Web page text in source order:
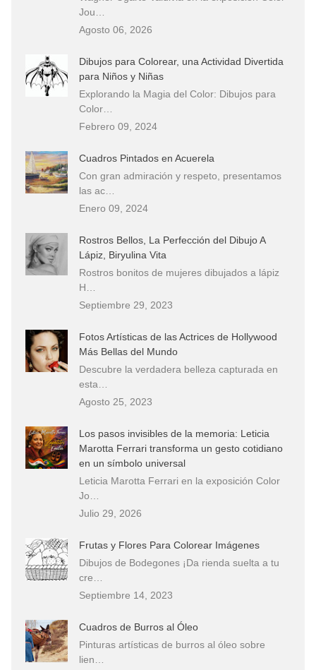
Jou…
Agosto 06, 2026
Dibujos para Colorear, una Actividad Divertida
para Niños y Niñas
Explorando la Magia del Color: Dibujos para
Color…
Febrero 09, 2024
Cuadros Pintados en Acuerela
Con gran admiración y respeto, presentamos
las ac…
Enero 09, 2024
Rostros Bellos, La Perfección del Dibujo A
Lápiz, Biryulina Vita
Rostros bonitos de mujeres dibujados a lápiz
H…
Septiembre 29, 2023
Fotos Artísticas de las Actrices de Hollywood
Más Bellas del Mundo
Descubre la verdadera belleza capturada en
esta…
Agosto 25, 2023
Los pasos invisibles de la memoria: Leticia
Marotta Ferrari transforma un gesto cotidiano
en un símbolo universal
Leticia Marotta Ferrari en la exposición Color
Jo…
Julio 29, 2026
Frutas y Flores Para Colorear Imágenes
Dibujos de Bodegones ¡Da rienda suelta a tu
cre…
Septiembre 14, 2023
Cuadros de Burros al Óleo
Pinturas artísticas de burros al óleo sobre
lien…